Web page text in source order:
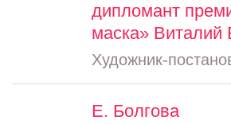
дипломант
маска» Виталий
Художник-
Е. Болгова